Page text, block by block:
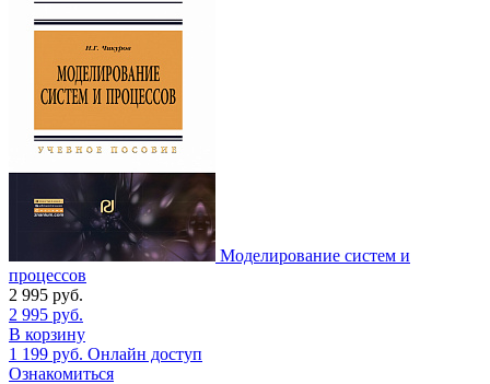
Моделирование систем и
процессов
2 995 руб.
2 995 руб.
В корзину
1 199 руб. Онлайн доступ
Ознакомиться